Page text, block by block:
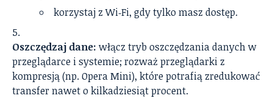
korzystaj z Wi‑Fi, gdy tylko masz dostęp.
Oszczędzaj dane: włącz tryb oszczędzania danych w
przeglądarce i systemie; rozważ przeglądarki z
kompresją (np. Opera Mini), które potrafią zredukować
transfer nawet o kilkadziesiąt procent.